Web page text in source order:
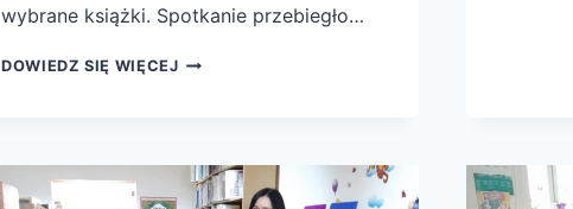
wybrane książki. Spotkanie przebiegło…
DOWIEDZ SIĘ WIĘCEJCAŁA